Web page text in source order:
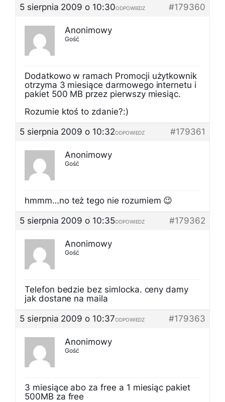
5 sierpnia 2009 o 10:30
#179360
ODPOWIEDZ
Anonimowy
Gość
Dodatkowo w ramach Promocji użytkownik
otrzyma 3 miesiące darmowego internetu i
pakiet 500 MB przez pierwszy miesiąc.
Rozumie ktoś to zdanie?:)
5 sierpnia 2009 o 10:32
#179361
ODPOWIEDZ
Anonimowy
Gość
hmmm…no też tego nie rozumiem 😉
5 sierpnia 2009 o 10:35
#179362
ODPOWIEDZ
Anonimowy
Gość
Telefon bedzie bez simlocka. ceny damy
jak dostane na maila
5 sierpnia 2009 o 10:37
#179363
ODPOWIEDZ
Anonimowy
Gość
3 miesiące abo za free a 1 miesiąc pakiet
500MB za free